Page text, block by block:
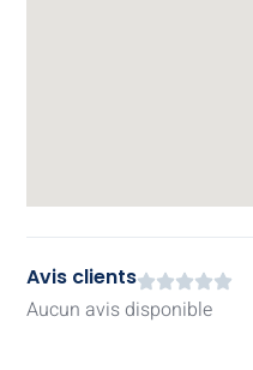
Avis clients
Aucun avis disponible